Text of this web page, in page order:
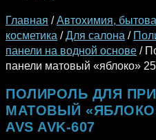
Главная /Автохимия,
косметика /Для салона /
панели на водной основе /
панели матовый «яблоко»
ПОЛИРОЛЬ ДЛЯ
МАТОВЫЙ
AVS AVK-607